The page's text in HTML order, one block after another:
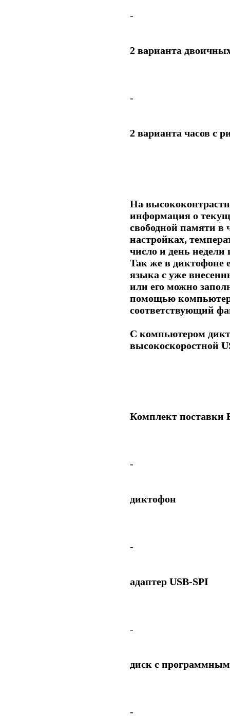
-
2 варианта
-
2 варианта часов с
На
информация о
свободной памяти в
настройках,
число и день недели
Так же в диктофоне
языка с уже
или его можно
помощью
соответствующий
С компьютером
высокоскоростной
Комплект поставки
-
диктофон
-
адаптер USB-SPI
-
диск с программным
-